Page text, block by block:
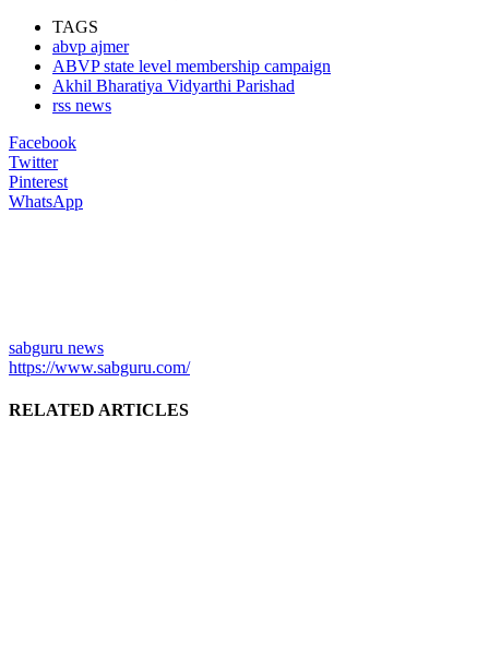
TAGS
abvp ajmer
ABVP state level membership campaign
Akhil Bharatiya Vidyarthi Parishad
rss news
Facebook
Twitter
Pinterest
WhatsApp
sabguru news
https://www.sabguru.com/
RELATED ARTICLES